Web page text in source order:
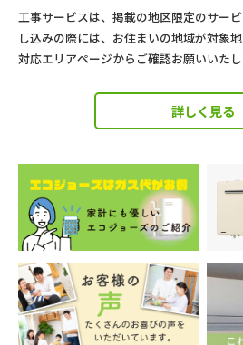
工事サービスは、掲載の地区限定のサー
し込みの際には、お住まいの地域が対象
対応エリアページからご確認お願いいたし
詳しく見る